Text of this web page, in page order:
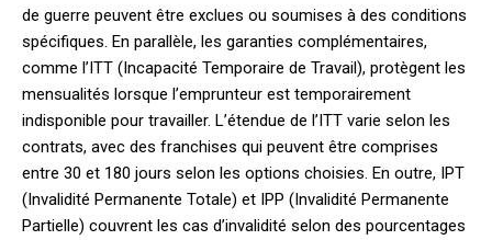
de guerre peuvent être exclues ou soumises à des conditions
spécifiques. En parallèle, les garanties complémentaires,
comme l’ITT (Incapacité Temporaire de Travail), protègent les
mensualités lorsque l’emprunteur est temporairement
indisponible pour travailler. L’étendue de l’ITT varie selon les
contrats, avec des franchises qui peuvent être comprises
entre 30 et 180 jours selon les options choisies. En outre, IPT
(Invalidité Permanente Totale) et IPP (Invalidité Permanente
Partielle) couvrent les cas d’invalidité selon des pourcentages